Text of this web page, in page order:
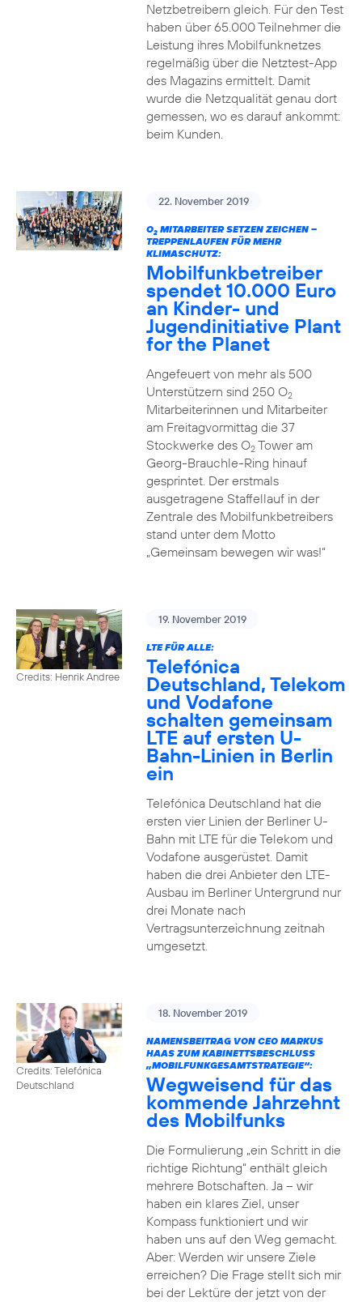
Netzbetreibern gleich. Für den Test
haben über 65.000 Teilnehmer die
Leistung ihres Mobilfunknetzes
regelmäßig über die Netztest-App
des Magazins ermittelt. Damit
wurde die Netzqualität genau dort
gemessen, wo es darauf ankommt:
beim Kunden.
22. November 2019
O2MITARBEITER SETZEN ZEICHEN –
TREPPENLAUFEN FÜR MEHR
KLIMASCHUTZ:
Mobilfunkbetreiber
spendet 10.000 Euro
an Kinder- und
Jugendinitiative Plant
for the Planet
Angefeuert von mehr als 500
Unterstützern sind 250 O2
Mitarbeiterinnen und Mitarbeiter
am Freitagvormittag die 37
Stockwerke des O2Tower am
Georg-Brauchle-Ring hinauf
gesprintet. Der erstmals
ausgetragene Staffellauf in der
Zentrale des Mobilfunkbetreibers
stand unter dem Motto
„Gemeinsam bewegen wir was!“
Credits: Henrik Andree
19. November 2019
LTE FÜR ALLE:
Telefónica
Deutschland, Telekom
und Vodafone
schalten gemeinsam
LTE auf ersten U-
Bahn-Linien in Berlin
ein
Telefónica Deutschland hat die
ersten vier Linien der Berliner U-
Bahn mit LTE für die Telekom und
Vodafone ausgerüstet. Damit
haben die drei Anbieter den LTE-
Ausbau im Berliner Untergrund nur
drei Monate nach
Vertragsunterzeichnung zeitnah
umgesetzt.
Credits: Telefónica
Deutschland
18. November 2019
NAMENSBEITRAG VON CEO MARKUS
HAAS ZUM KABINETTSBESCHLUSS
„MOBILFUNKGESAMTSTRATEGIE“:
Wegweisend für das
kommende Jahrzehnt
des Mobilfunks
Die Formulierung „ein Schritt in die
richtige Richtung“ enthält gleich
mehrere Botschaften. Ja – wir
haben ein klares Ziel, unser
Kompass funktioniert und wir
haben uns auf den Weg gemacht.
Aber: Werden wir unsere Ziele
erreichen? Die Frage stellt sich mir
bei der Lektüre der jetzt von der